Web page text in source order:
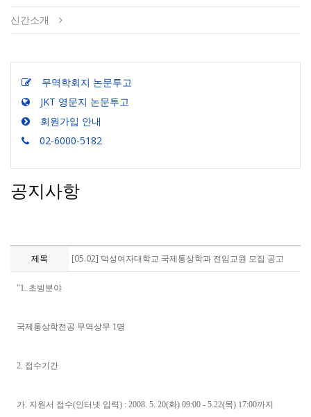
신간소개
무역학회지 논문투고
JKT 영문지 논문투고
회원가입 안내
02-6000-5182
공지사항
제목 [05.02] 덕성여자대학교 국제통상학과 전임교원 모집 공고
"1. 초빙분야
국제통상학전공 무역상무 1명
2. 접수기간
가. 지원서 접수(인터넷 입력) : 2008. 5. 20(화) 09:00 - 5.22(목) 17:00까지